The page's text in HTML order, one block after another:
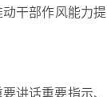
干部作风能力提
讲话重要指示、